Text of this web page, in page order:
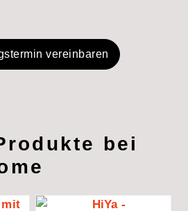
vereinbaren
bei